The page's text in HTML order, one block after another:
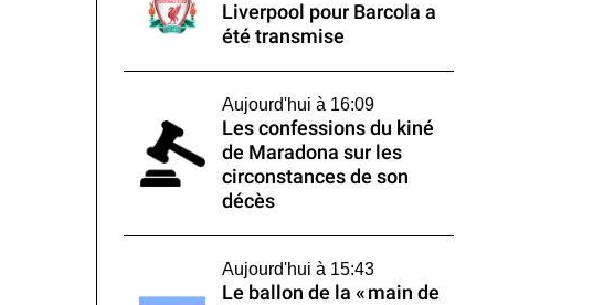
Liverpool pour Barcola a
été transmise
Aujourd'hui à 16:09
Les confessions du kiné
de Maradona sur les
circonstances de son
décès
Aujourd'hui à 15:43
Le ballon de la « main de